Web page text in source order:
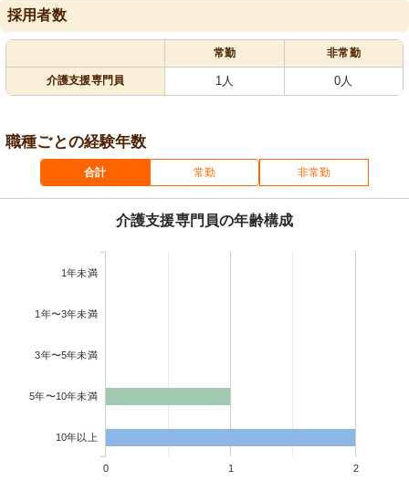
採用者数
常勤 非常勤
介護支援専門員 1人 0人
職種ごとの経験年数
合計 常勤 非常勤
介護支援専門員の年齢構成
1年未満
1年〜3年未満
3年〜5年未満
5年〜10年未満
10年以上
0 1 2